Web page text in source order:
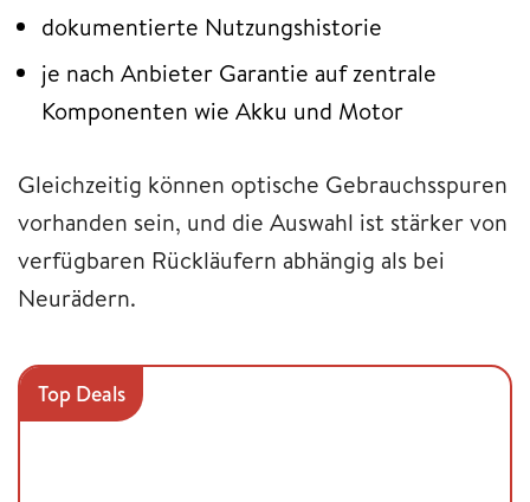
dokumentierte Nutzungshistorie
je nach Anbieter Garantie auf zentrale
Komponenten wie Akku und Motor
Gleichzeitig können optische Gebrauchsspuren
vorhanden sein, und die Auswahl ist stärker von
verfügbaren Rückläufern abhängig als bei
Neurädern.
Top Deals